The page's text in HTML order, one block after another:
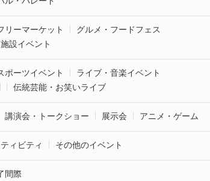
リーマーケット
グルメ・フードフェス
設イベント
ポーツイベント
ライブ・音楽イベント
伝統芸能・お笑いライブ
講演会・トークショー 展示会 アニメ・ゲーム
ィビティ その他のイベント
間際